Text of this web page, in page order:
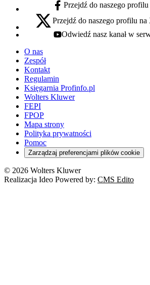
facebook - otwiera się w nowej karcie
Przejdź do naszego
x - otwiera się w nowej karcie
Przejdź do naszego profilu
youtube - otwiera się w nowej karcie
Odwiedź nasz kanał w
O nas
Zespół
Kontakt
Regulamin
Księgarnia Profinfo.pl
Wolters Kluwer
FEPI
FPOP
Mapa strony
Polityka prywatności
Pomoc
Zarządzaj preferencjami plików cookie
© 2026 Wolters Kluwer
Realizacja Ideo Powered by: CMS Edito